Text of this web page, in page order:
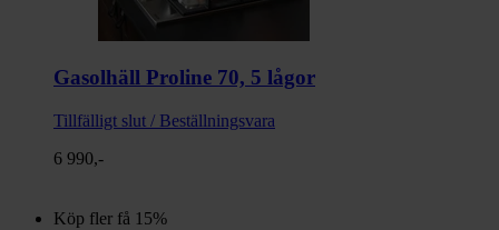
Gasolhäll Proline 70, 5 lågor
Tillfälligt slut / Beställningsvara
6 990,-
Köp fler få 15%